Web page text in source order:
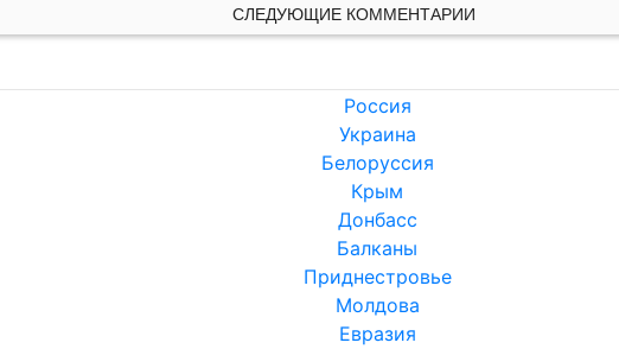
СЛЕДУЮЩИЕ КОММЕНТАРИИ
Россия
Украина
Белоруссия
Крым
Донбасс
Балканы
Приднестровье
Молдова
Евразия